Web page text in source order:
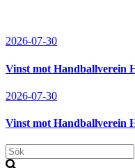
2026-07-30
Vinst mot Handballverein
2026-07-30
Vinst mot Handballverein